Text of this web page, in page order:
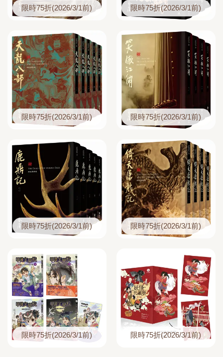
限時75折(2026/3/1前) 限時75折(2026/3/1前)
限時75折(2026/3/1前) 限時75折(2026/3/1前)
限時75折(2026/3/1前) 限時75折(2026/3/1前)
限時75折(2026/3/1前) 限時75折(2026/3/1前)